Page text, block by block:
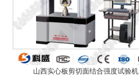
山西实心板剪切面结合强度试验机